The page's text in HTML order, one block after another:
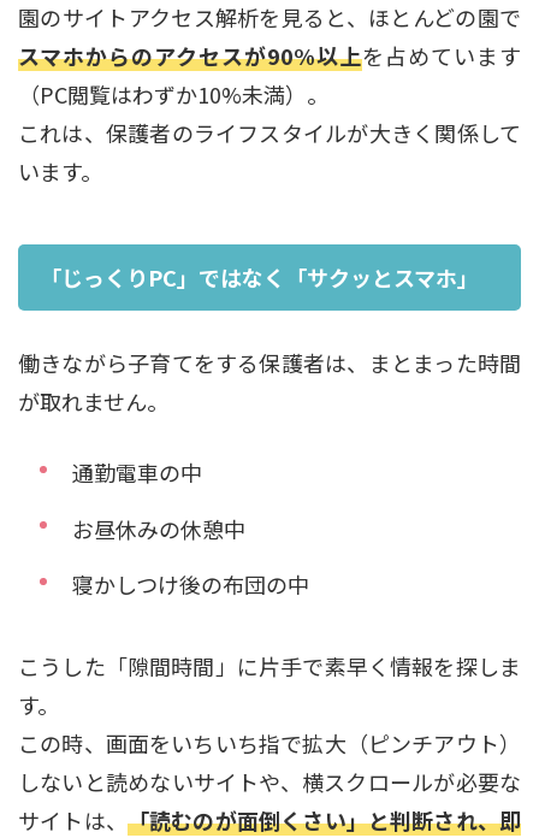
園のサイトアクセス解析を見ると、ほとんどの園で
スマホからのアクセスが90%以上を占めています
（PC閲覧はわずか10%未満）。
これは、保護者のライフスタイルが大きく関係して
います。
「じっくりPC」ではなく「サクッとスマホ」
働きながら子育てをする保護者は、まとまった時間
が取れません。
通勤電車の中
お昼休みの休憩中
寝かしつけ後の布団の中
こうした「隙間時間」に片手で素早く情報を探しま
す。
この時、画面をいちいち指で拡大（ピンチアウト）
しないと読めないサイトや、横スクロールが必要な
サイトは、 「読むのが面倒くさい」と判断され、即